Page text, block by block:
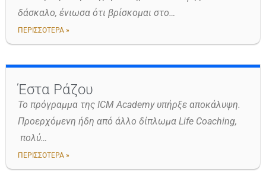
δάσκαλο, ένιωσα ότι βρίσκομαι στο…
ΠΕΡΙΣΣΟΤΕΡΑ »
Έστα Ράζου
Το πρόγραμμα της ICM Academy υπήρξε αποκάλυψη.
Προερχόμενη ήδη από άλλο δίπλωμα Life Coaching,
πολύ…
ΠΕΡΙΣΣΟΤΕΡΑ »